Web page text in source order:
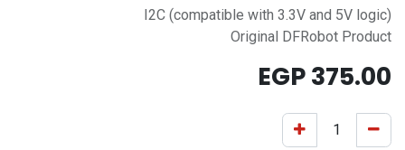
I2C (compatible with 3.3V and 5V logic)
Original DFRobot Product
375.00